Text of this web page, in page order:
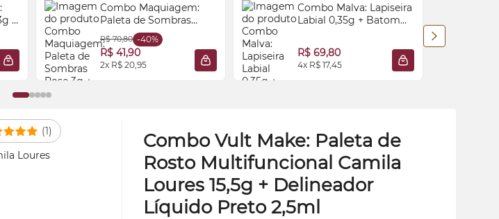
+
ADICIONAR À SACOLA
Combo Maquiagem:
Paleta de Sombras
Rose 3g + Lapiseira
Delineadora para Olhos
0,35g
R$ 70,80 -40%
R$ 41,90
2x R$ 20,95 ADICIONAR À SACOLA
Combo Malva: Lapiseira
Labial 0,35g + Batom
R$ 69,80
4x R$ 17,45 ADICIONAR À
Combo Vult Make: Paleta de
Rosto Multifuncional Camila
Loures 15,5g + Delineador
Líquido Preto 2,5ml
(1)